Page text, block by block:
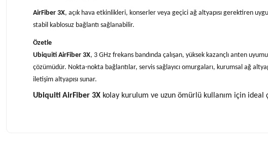
AirFiber 3X, açık hava etkinlikleri, konserler veya geçici ağ altyapısı gerektiren
stabil kablosuz bağlantı sağlanabilir.
Özetle
Ubiquiti AirFiber 3X, 3 GHz frekans bandında çalışan, yüksek kazançlı anten
çözümüdür. Nokta-nokta bağlantılar, servis sağlayıcı omurgaları, kurumsal ağ
iletişim altyapısı sunar.
Ubiquiti AirFiber 3X kolay kurulum ve uzun ömürlü kullanım için ideal